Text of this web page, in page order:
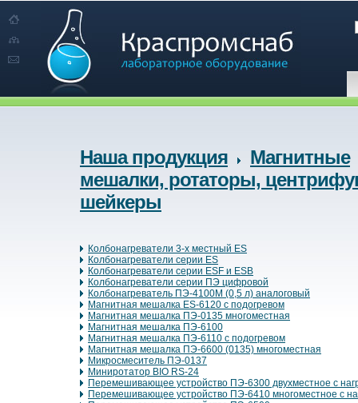
Наша продукция
Магнитные
мешалки, ротаторы,
шейкеры
Колбонагреватели 3-х местный ES
Колбонагреватели серии ES
Колбонагреватели серии ESF и ESB
Колбонагреватели серии ПЭ цифровой
Колбонагреватель ПЭ-4100М (0,5 л) аналоговый
Магнитная мешалка ES-6120 с подогревом
Магнитная мешалка ПЭ-0135 многоместная
Магнитная мешалка ПЭ-6100
Магнитная мешалка ПЭ-6110 с подогревом
Магнитная мешалка ПЭ-6600 (0135) многоместная
Микросмеситель ПЭ-0137
Миниротатор BIO RS-24
Перемешивающее устройство ПЭ-6300 двухместное с
Перемешивающее устройство ПЭ-6410 многоместное с